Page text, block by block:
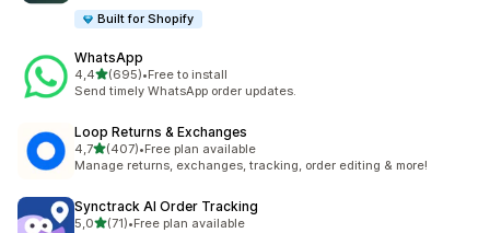
Built for Shopify
WhatsApp
4,4av 5 stjerner
(695)
Totalt 695 omtaler
•Free to install
Send timely WhatsApp order updates.
Loop Returns & Exchanges
4,7av 5 stjerner
(407)
Totalt 407 omtaler
•Free plan available
Manage returns, exchanges, tracking, order editing & more!
Synctrack AI Order Tracking
5,0av 5 stjerner
(71)
Totalt 71 omtaler
•Free plan available